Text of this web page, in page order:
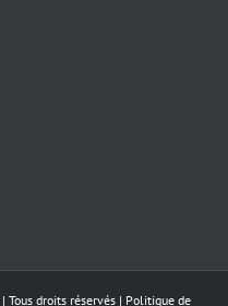
droits réservés | Politique de